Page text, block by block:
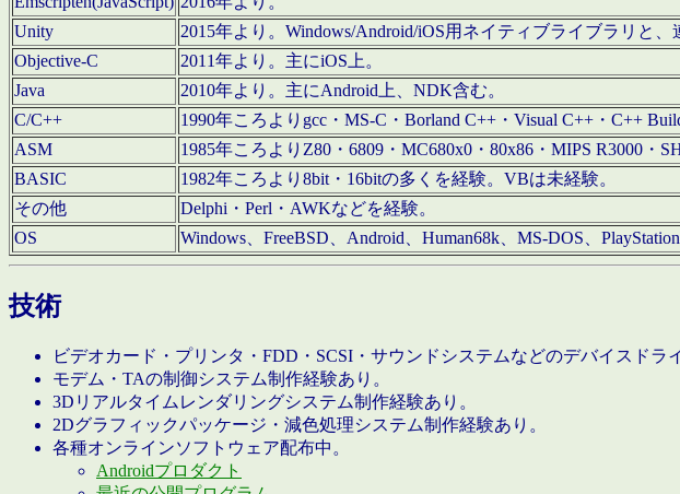
Unity
2015年より。Windows/Android/iOS用ネイティブライブラリと、
Objective-C
2011年より。主にiOS上。
Java
2010年より。主にAndroid上、NDK含む。
C/C++
1990年ころよりgcc・MS-C・Borland C++・Visual C++・C++
ASM
1985年ころよりZ80・6809・MC680x0・80x86・MIPS R3000・
BASIC
1982年ころより8bit・16bitの多くを経験。VBは未経験。
その他
Delphi・Perl・AWKなどを経験。
OS
Windows、FreeBSD、Android、Human68k、MS-DOS、
技術
ビデオカード・プリンタ・FDD・SCSI・サウンドシステムなどのデバイスドラ
モデム・TAの制御システム制作経験あり。
3Dリアルタイムレンダリングシステム制作経験あり。
2Dグラフィックパッケージ・減色処理システム制作経験あり。
各種オンラインソフトウェア配布中。
Androidプロダクト